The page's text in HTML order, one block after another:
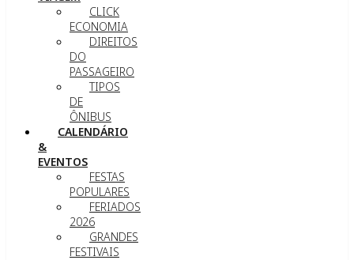
CLICK
ECONOMIA
DIREITOS
DO
PASSAGEIRO
TIPOS
DE
ÔNIBUS
CALENDÁRIO
&
EVENTOS
FESTAS
POPULARES
FERIADOS
2026
GRANDES
FESTIVAIS